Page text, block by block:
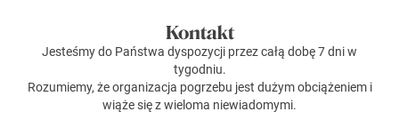
Kontakt
Jesteśmy do Państwa dyspozycji przez całą dobę 7 dni w
tygodniu.
Rozumiemy, że organizacja pogrzebu jest dużym obciążeniem i
wiąże się z wieloma niewiadomymi.